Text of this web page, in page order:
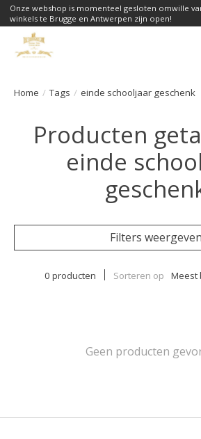
Onze webshop is momenteel gesloten omwille
winkels te Brugge en Antwerpen zijn open!
Home / Tags / einde schooljaar geschenk
Producten
einde
Filters weergeven
0 producten Sorteren op Meest
Geen producten